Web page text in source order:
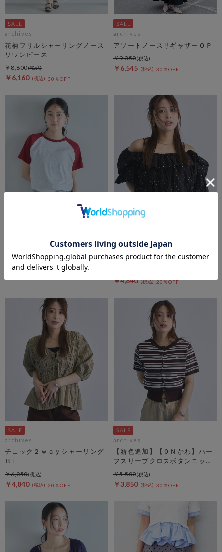
archives
花柄フリルシャーリングノース
リワンピース
￥6,160 30％OFF
￥8,800
archives
アソートノースリギャザーＯＰ
￥6,545 30％OFF
￥9,350
ラグランバイカラーチビＴＥＥ
￥1,925 50％OFF
￥3,850
【新色追加！】タックフリルバ
ルーンオフショルＢＬ
￥4,840 20％OFF
archives
チェック２ｗａｙシャーリング
ＢＬ
￥4,840 20％OFF
￥6,050
archives
【新色追加】【ＯＮかわ】ハー
フスリーブクロスボタンニット
カーディガン
￥3,850 30％OFF
￥5,500